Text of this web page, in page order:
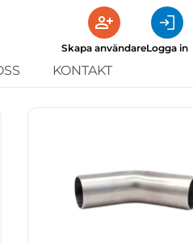
Skapa användareLogga in
KONTAKT